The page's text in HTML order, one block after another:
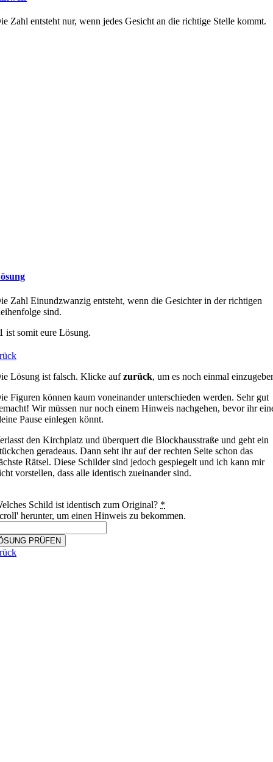
Zahl entsteht nur, wenn jedes Gesicht an die richtige Stelle kommt.
Zahl Einundzwanzig entsteht, wenn die Gesichter in der richtigen
sind.
ist somit eure Lösung.
Lösung ist falsch. Klicke aufzurück, um es noch einmal
Figuren können kaum voneinander unterschieden werden. Sehr gut
Wir müssen nur noch einem Hinweis nachgehen, bevor ihr
Pause einlegen könnt.
den Kirchplatz und überquert die Blockhausstraße und geht ein
geradeaus. Dann seht ihr auf der rechten Seite schon das
Rätsel. Diese Schilder sind jedoch gespiegelt und ich kann mir
vorstellen, dass alle identisch zueinander sind.
Schild ist identisch zum Original? *
herunter, um einen Hinweis zu bekommen.
PRÜFEN